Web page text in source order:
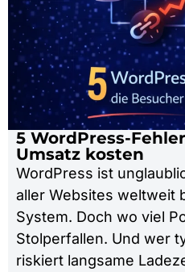
5 WordPress-
Umsatz kosten
WordPress ist
aller Websites weltweit
System. Doch wo viel
Stolperfallen. Und wer
riskiert langsame